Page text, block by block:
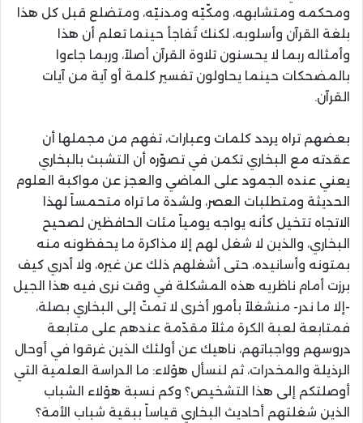
ومحكمه ومتشابهه، ومكّيّه ومدنيّه، ومتضلع قبل كل هذا
بلغة القرآن وأسلوبه، لكنك تُفاجأ حينما تعلم أن هذا
وأمثاله ربما لا يحسنون تلاوة القرآن أصلاً، وربما جاءوا
بالمضحكات حينما يحاولون تفسير كلمة أو آية من آيات
القرآن.
بعضهم تراه يردد كلمات وعبارات، تفهم من مجملها أن
عقدته مع البخاري تكمن في تصوّره أن التشبث بالبخاري
يعني عنده الجمود على الماضي والعجز عن مواكبة العلوم
الحديثة ومتطلبات العصر، ولشدة ما تراه متحمساً لهذا
الاتجاه تتخيل كأنه يواجه يومياً مئات الحافظين لصحيح
البخاري، والذين لا شغل لهم إلا مذاكرة ما يحفظونه منه
بمتونه وأسانيده، حتى أشغلهم ذلك عن غيره، ولا أدري كيف
برزت أمام ناظريه هذه المشكلة في وقت نرى فيه هذا الجيل
-إلا ما ندر- منشغلاً بأمور أخرى لا تمتّ إلى البخاري بصلة،
فمتابعة لعبة الكرة مثلاً مقدّمة عندهم على متابعة
دروسهم وواجباتهم، ناهيك عن أولئك الذين غرقوا في أوحال
الرذيلة والمخدرات، ثم لنسأل هؤلاء: ما الدراسة العلمية التي
أوصلتكم إلى هذا التشخيص؟ وكم نسبة هؤلاء الشباب
الذين شغلتهم أحاديث البخاري قياساً ببقية شباب الأمة؟